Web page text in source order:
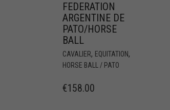
FEDERATION
ARGENTINE DE
PATO/HORSE
BALL
CAVALIER, EQUITATION,
HORSE BALL / PATO
€158.00